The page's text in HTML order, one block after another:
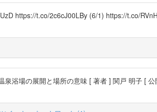
https://t.co/2c6cJ00LBy (6/1) https://t.co/
浴場の展開と場所の意味 [ 著者 ] 関戸 明子 [